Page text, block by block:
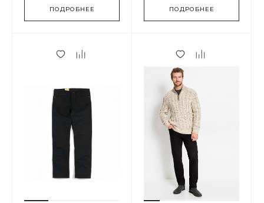
ПОДРОБНЕЕ ПОДРОБНЕЕ